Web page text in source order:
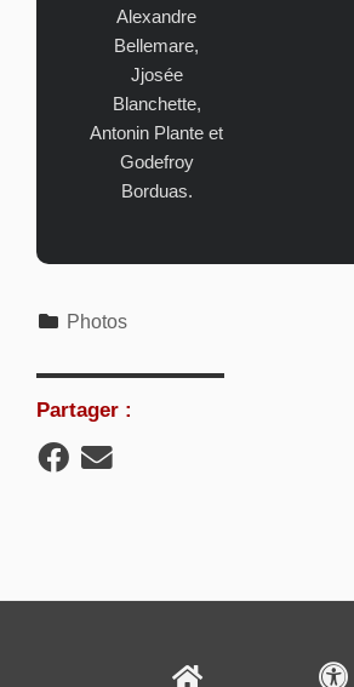
Alexandre
Bellemare,
Jjosée
Blanchette,
Antonin Plante et
Godefroy
Borduas.
Catégories
Photos
Partager :